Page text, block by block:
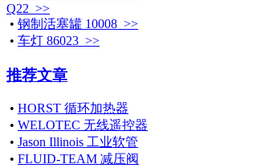
Q22 >>
• 钢制活塞罐 10008 >>
• 车灯 86023 >>
推荐文章
• HORST 循环加热器
• WELOTEC 无线遥控器
• Jason Illinois 工业软管
• FLUID-TEAM 减压阀